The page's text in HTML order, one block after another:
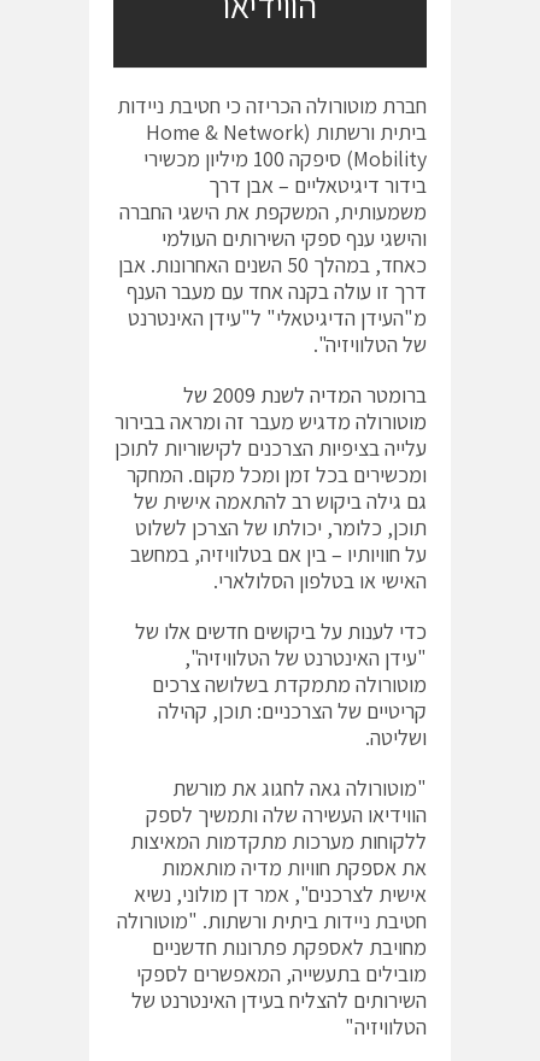
חברת מוטורולה הכריזה כי חטיבת ניידות
ביתית ורשתות (Home & Network
Mobility) סיפקה 100 מיליון מכשירי
בידור דיגיטאליים – אבן דרך
משמעותית, המשקפת את הישגי החברה
והישגי ענף ספקי השירותים העולמי
כאחד, במהלך 50 השנים האחרונות. אבן
דרך זו עולה בקנה אחד עם מעבר הענף
מ"העידן הדיגיטאלי" ל"עידן האינטרנט
של הטלוויזיה".
ברומטר המדיה לשנת 2009 של
מוטורולה מדגיש מעבר זה ומראה בבירור
עלייה בציפיות הצרכנים לקישוריות לתוכן
ומכשירים בכל זמן ומכל מקום. המחקר
גם גילה ביקוש רב להתאמה אישית של
תוכן, כלומר, יכולתו של הצרכן לשלוט
על חוויותיו – בין אם בטלוויזיה, במחשב
האישי או בטלפון הסלולארי.
כדי לענות על ביקושים חדשים אלו של
"עידן האינטרנט של הטלוויזיה",
מוטורולה מתמקדת בשלושה צרכים
קריטיים של הצרכניים: תוכן, קהילה
ושליטה.
"מוטורולה גאה לחגוג את מורשת
הווידיאו העשירה שלה ותמשיך לספק
ללקוחות מערכות מתקדמות המאיצות
את אספקת חוויות מדיה מותאמות
אישית לצרכנים", אמר דן מולוני, נשיא
חטיבת ניידות ביתית ורשתות. "מוטורולה
מחויבת לאספקת פתרונות חדשניים
מובילים בתעשייה, המאפשרים לספקי
השירותים להצליח בעידן האינטרנט של
הטלוויזיה"